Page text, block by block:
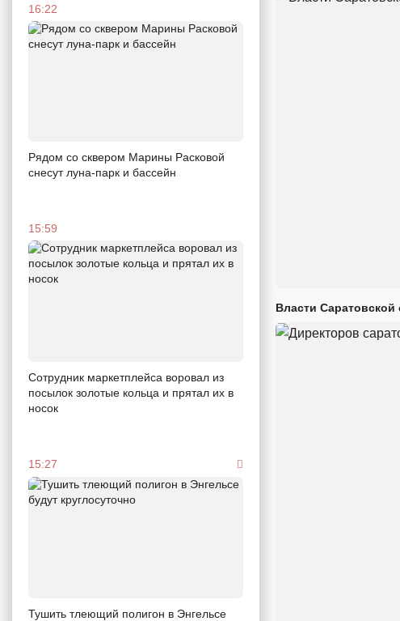
16:22
Рядом со сквером Марины Расковой
снесут луна-парк и бассейн
15:59
Сотрудник маркетплейса воровал из
посылок золотые кольца и прятал их в
носок
15:27
Тушить тлеющий полигон в Энгельсе
Власти